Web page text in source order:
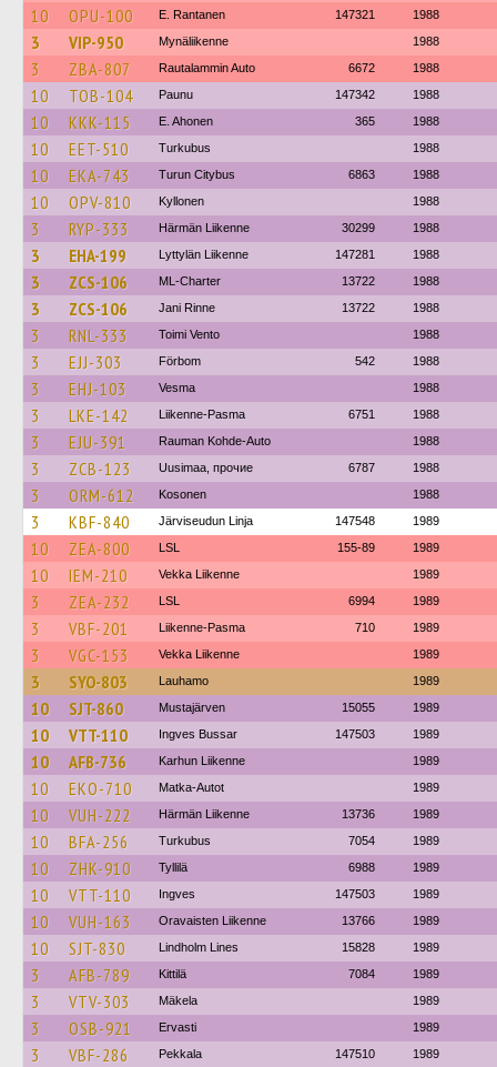
10 OPU-100 E. Rantanen 147321 1988
3 VIP-950 Mynäliikenne 1988
3 ZBA-807 Rautalammin Auto 6672 1988
10 TOB-104 Paunu 147342 1988
10 KKK-115 E. Ahonen 365 1988
10 EET-510 Turkubus 1988
10 EKA-743 Turun Citybus 6863 1988
10 OPV-810 Kyllonen 1988
3 RYP-333 Härmän Liikenne 30299 1988
3 EHA-199 Lyttylän Liikenne 147281 1988
3 ZCS-106 ML-Charter 13722 1988
3 ZCS-106 Jani Rinne 13722 1988
3 RNL-333 Toimi Vento 1988
3 EJJ-303 Förbom 542 1988
3 EHJ-103 Vesma 1988
3 LKE-142 Liikenne-Pasma 6751 1988
3 EJU-391 Rauman Kohde-Auto 1988
3 ZCB-123 Uusimaa, прочие 6787 1988
3 ORM-612 Kosonen 1988
3 KBF-840 Järviseudun Linja 147548 1989
10 ZEA-800 LSL 155-89 1989
10 IEM-210 Vekka Liikenne 1989
3 ZEA-232 LSL 6994 1989
3 VBF-201 Liikenne-Pasma 710 1989
3 VGC-153 Vekka Liikenne 1989
3 SYO-803 Lauhamo 1989
10 SJT-860 Mustajärven 15055 1989
10 VTT-110 Ingves Bussar 147503 1989
10 AFB-736 Karhun Liikenne 1989
10 EKO-710 Matka-Autot 1989
10 VUH-222 Härmän Liikenne 13736 1989
10 BFA-256 Turkubus 7054 1989
10 ZHK-910 Tyllilä 6988 1989
10 VTT-110 Ingves 147503 1989
10 VUH-163 Oravaisten Liikenne 13766 1989
10 SJT-830 Lindholm Lines 15828 1989
3 AFB-789 Kittilä 7084 1989
3 VTV-303 Mäkela 1989
3 OSB-921 Ervasti 1989
3 VBF-286 Pekkala 147510 1989